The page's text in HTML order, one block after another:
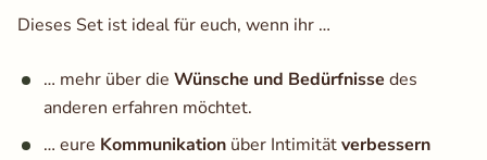
Dieses Set ist ideal für euch, wenn ihr …
… mehr über die Wünsche und Bedürfnisse des
anderen erfahren möchtet.
… eure Kommunikation über Intimitätverbessern